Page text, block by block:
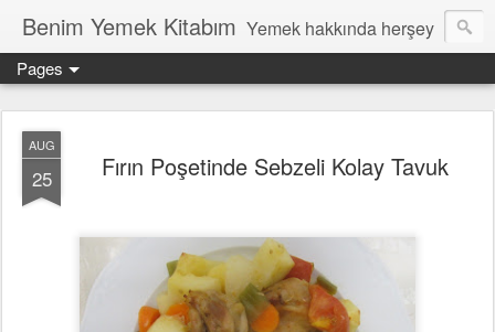
Benim Yemek Kitabım Yemek hakkında herşey
Pages
AUG
25 Fırın Poşetinde Sebzeli Kolay Tavuk